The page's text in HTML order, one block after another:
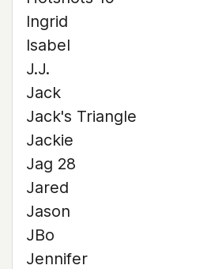
Ingrid
Isabel
J.J.
Jack
Jack's Triangle
Jackie
Jag 28
Jared
Jason
JBo
Jennifer